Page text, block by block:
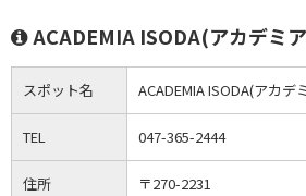
ACADEMIA ISODA(アカデミ
スポット名 ACADEMIA ISODA(アカデ
TEL 047-365-2444
住所
〒270-2231